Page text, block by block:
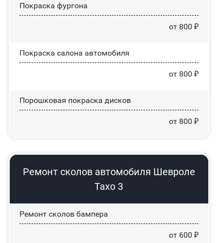
Покраска фургона
от 800 ₽
Покраска салона автомобиля
от 800 ₽
Порошковая покраска дисков
от 800 ₽
Ремонт сколов автомобиля Шевроле
Тахо 3
Ремонт сколов бампера
от 600 ₽